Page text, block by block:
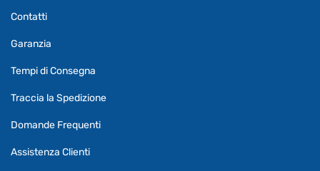
Contatti
Garanzia
Tempi di Consegna
Traccia la Spedizione
Domande Frequenti
Assistenza Clienti